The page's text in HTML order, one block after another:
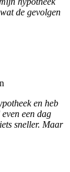
de gevolgen
en heb
een dag
sneller. Maar